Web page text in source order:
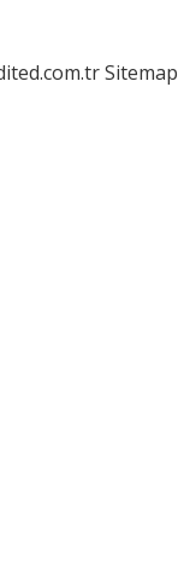
Sitemap